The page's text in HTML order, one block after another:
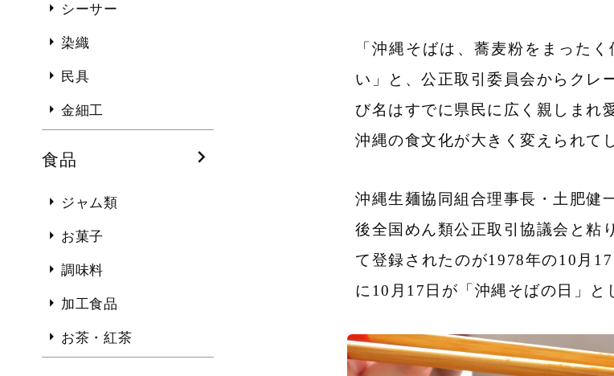
シーサー
染織
民具
金細工
食品
ジャム類
お菓子
調味料
加工食品
お茶・紅茶
「沖縄そばは、蕎麦粉をまった
い」と、公正取引委員会からクレ
び名はすでに県民に広く親しまれ
沖縄の食文化が大きく変えられて
沖縄生麺協同組合理事長・土肥健
後全国めん類公正取引協議会と粘
て登録されたのが1978年の10月
に10月17日が「沖縄そばの日」と